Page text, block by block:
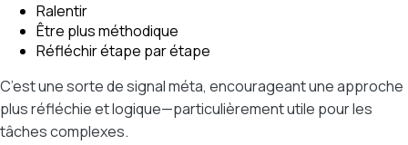
Ralentir
Être plus méthodique
Réfléchir étape par étape
C’est une sorte de signal méta, encourageant une approche
plus réfléchie et logique—particulièrement utile pour les
tâches complexes.